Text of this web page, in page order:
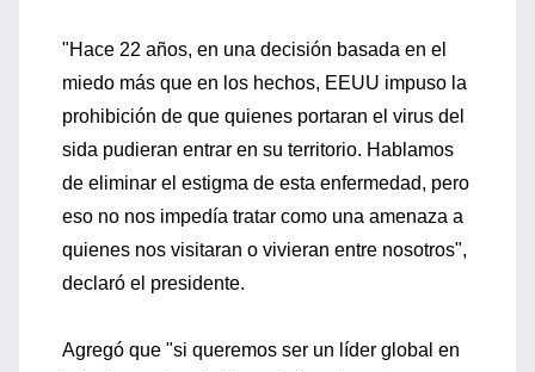
"Hace 22 años, en una decisión basada en el
miedo más que en los hechos, EEUU impuso la
prohibición de que quienes portaran el virus del
sida pudieran entrar en su territorio. Hablamos
de eliminar el estigma de esta enfermedad, pero
eso no nos impedía tratar como una amenaza a
quienes nos visitaran o vivieran entre nosotros",
declaró el presidente.
Agregó que "si queremos ser un líder global en